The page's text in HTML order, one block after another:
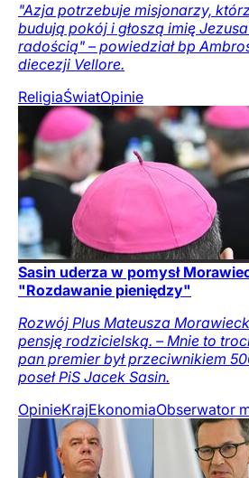
"Azja potrzebuje misjonarzy,
budują pokój i głoszą imię
radością" – powiedział bp
diecezji Vellore.
ReligiaŚwiatOpinie
Sasin uderza w pomysł
"Rozdawanie pieniędzy"
Rozwój Plus Mateusza
pensję rodzicielską. – Mnie to
pan premier był przeciwnikiem
poseł PiS Jacek Sasin.
OpinieKrajEkonomiaObserwator